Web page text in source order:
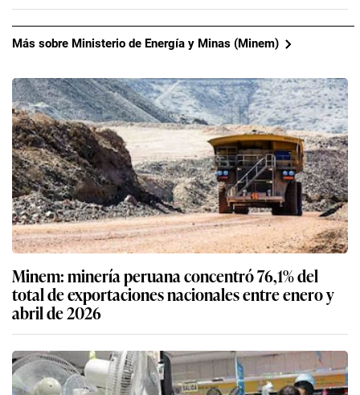
Más sobre Ministerio de Energía y Minas (Minem)
Minem: minería peruana concentró 76,1% del
total de exportaciones nacionales entre enero y
abril de 2026